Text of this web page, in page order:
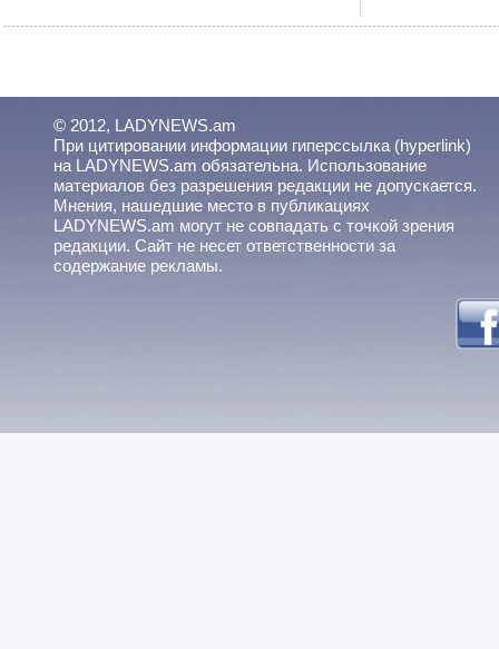
© 2012, LADYNEWS.am
При цитировании информации гиперссылка (hyperlink)
на LADYNEWS.am обязательна. Использование
материалов без разрешения редакции не допускается.
Мнения, нашедшие место в публикациях
LADYNEWS.am могут не совпадать с точкой зрения
редакции. Сайт не несет ответственности за
содержание рекламы.